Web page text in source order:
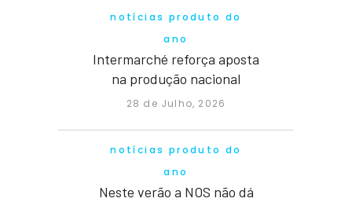
notícias produto do
ano
Intermarché reforça aposta
na produção nacional
28 de Julho, 2026
notícias produto do
ano
Neste verão a NOS não dá